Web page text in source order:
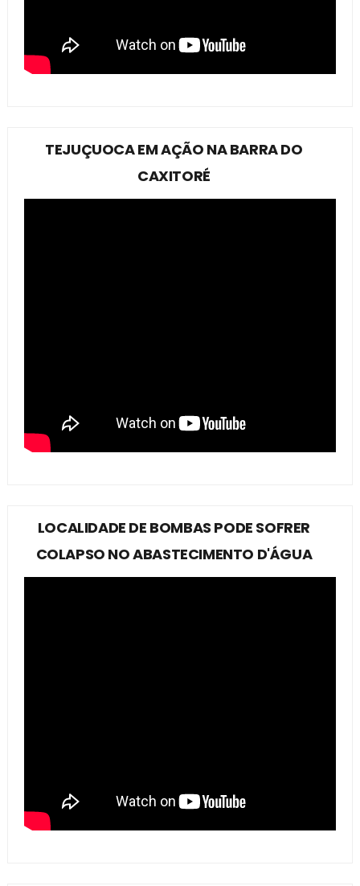
TEJUÇUOCA EM AÇÃO NA BARRA DO
CAXITORÉ
LOCALIDADE DE BOMBAS PODE SOFRER
COLAPSO NO ABASTECIMENTO D'ÁGUA